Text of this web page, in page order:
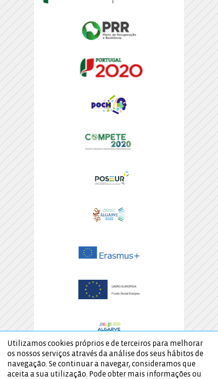
Utilizamos cookies próprios e de terceiros para melhorar
os nossos serviços através da análise dos seus hábitos de
navegação. Se continuar a navegar, consideramos que
aceita a sua utilização. Pode obter mais informações ou